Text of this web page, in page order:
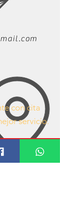
con cita
servicio.